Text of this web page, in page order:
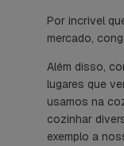
Por incrivel
mercado,
Além disso,
lugares que
usamos na
cozinhar
exemplo a